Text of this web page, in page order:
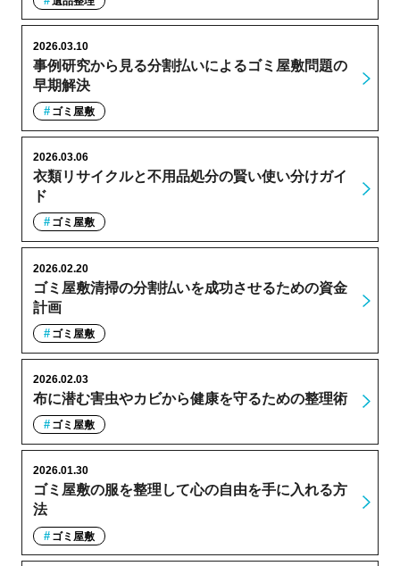
事例研究から見る分割払いによるゴミ屋敷問題の
早期解決
2026.03.10
ゴミ屋敷
衣類リサイクルと不用品処分の賢い使い分けガイ
ド
2026.03.06
ゴミ屋敷
ゴミ屋敷清掃の分割払いを成功させるための資金
計画
2026.02.20
ゴミ屋敷
布に潜む害虫やカビから健康を守るための整理術
2026.02.03
ゴミ屋敷
ゴミ屋敷の服を整理して心の自由を手に入れる方
法
2026.01.30
ゴミ屋敷